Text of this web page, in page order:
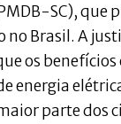
SC), que
no Brasil. A
os
energia
parte dos